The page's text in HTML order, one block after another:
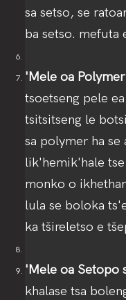
sa setso, se
ba setso. mefuta
'Mele oa
tsoetseng pele
tsitsitseng le
sa polymer ha
lik'hemik'hale tse
monko o
lula se boloka
ka tšireletso e
'Mele oa Setopo
khalase tsa